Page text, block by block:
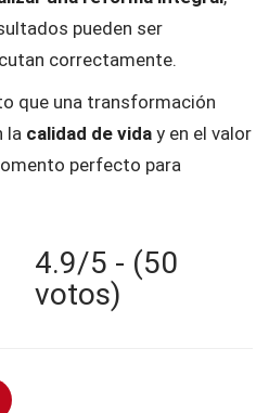
pueden ser
correctamente.
que una transformación
la calidad de vida y en el valor
perfecto para
4.9/5 - (50
votos)